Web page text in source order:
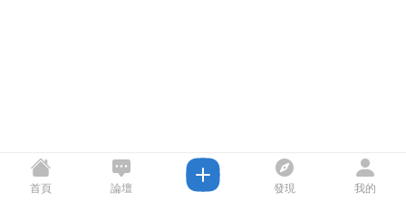
首頁 論壇 發現 我的